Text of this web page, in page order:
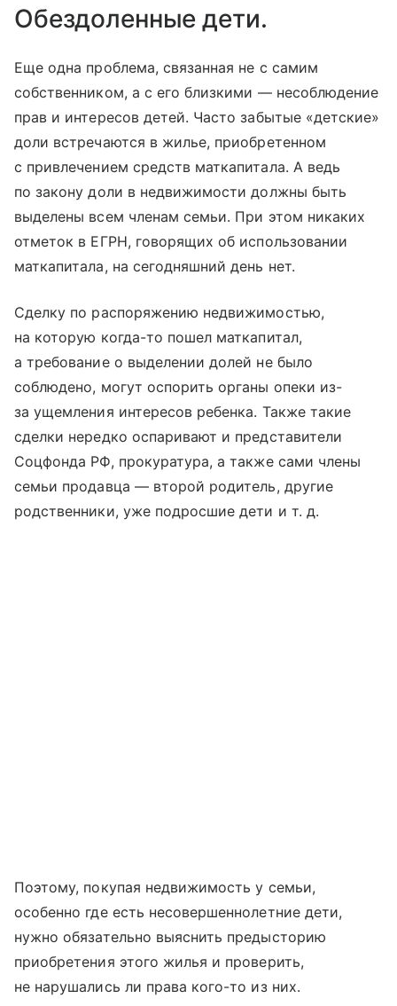
Обездоленные дети.
Еще одна проблема, связанная не с самим
собственником, а с его близкими — несоблюдение
прав и интересов детей. Часто забытые «детские»
доли встречаются в жилье, приобретенном
с привлечением средств маткапитала. А ведь
по закону доли в недвижимости должны быть
выделены всем членам семьи. При этом никаких
отметок в ЕГРН, говорящих об использовании
маткапитала, на сегодняшний день нет.
Сделку по распоряжению недвижимостью,
на которую когда-то пошел маткапитал,
а требование о выделении долей не было
соблюдено, могут оспорить органы опеки из-
за ущемления интересов ребенка. Также такие
сделки нередко оспаривают и представители
Соцфонда РФ, прокуратура, а также сами члены
семьи продавца — второй родитель, другие
родственники, уже подросшие дети и т. д.
Поэтому, покупая недвижимость у семьи,
особенно где есть несовершеннолетние дети,
нужно обязательно выяснить предысторию
приобретения этого жилья и проверить,
не нарушались ли права кого-то из них.